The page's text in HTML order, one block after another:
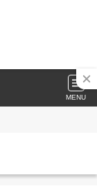
MENU